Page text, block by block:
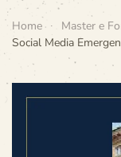
Home
Master e
Social Media